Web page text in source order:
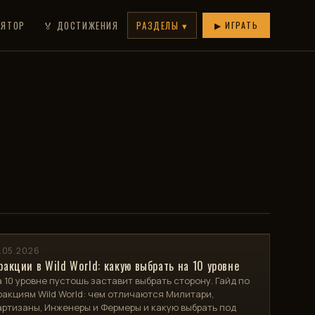
🏅 ДОСТИЖЕНИЯ РАЗДЕЛЫ ▾ ▶ ИГРАТЬ
в Wild World: какую выбрать на 10 уровне
10 уровне пустошь заставит выбрать сторону. Гайд по
Wild World: чем отличаются Милитари,
Инженеры и Фермеры и какую выбрать под